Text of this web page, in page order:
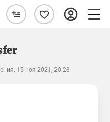
15 ноя 2021, 20:28